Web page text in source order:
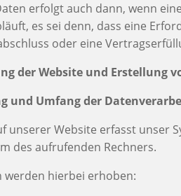
erfolgt auch dann, wenn
es sei denn, dass eine
oder eine
der Website und Erstellung
und Umfang der
unserer Website erfasst unser
des aufrufenden Rechners.
werden hierbei erhoben: